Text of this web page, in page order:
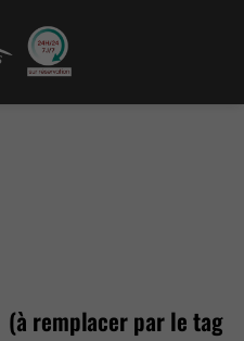
(à remplacer par le tag